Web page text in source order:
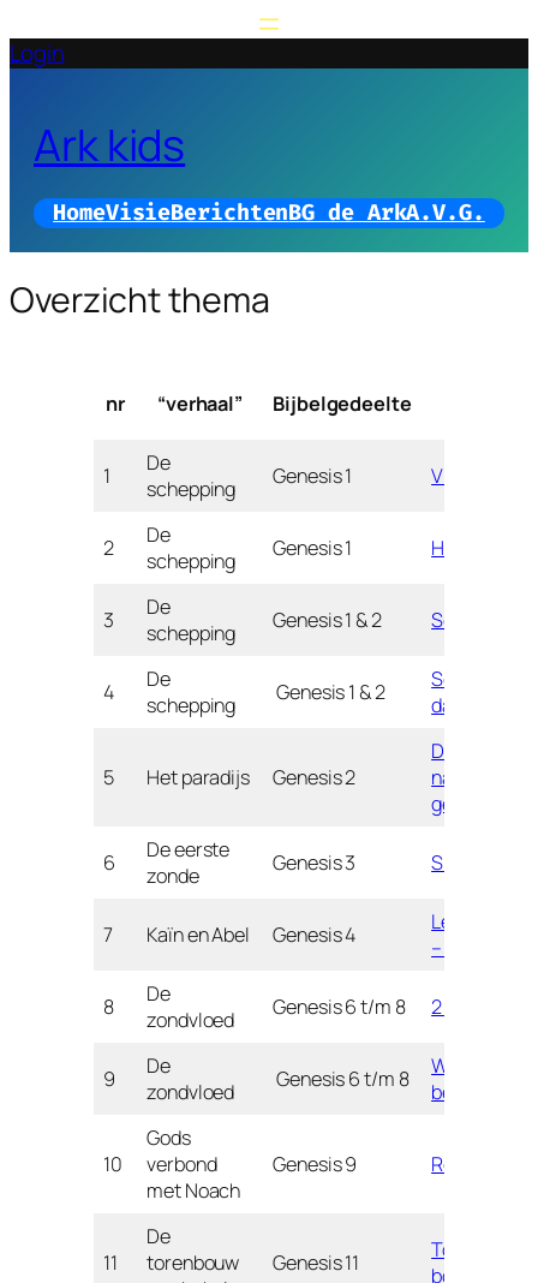
Login
Ark kids
HomeVisieBerichtenBG de ArkA.V.G.
Overzicht thema
nr “verhaal” Bijbelgedeelte
1
De
schepping
Genesis 1 Vlinder
2
De
schepping
Genesis 1 Hyacint
3
De
schepping
Genesis 1 & 2 Schepping
4
De
schepping
Genesis 1 & 2
Schepping-
dagen
5 Het paradijs Genesis 2
Dieren
namen
geven
6
De eerste
zonde
Genesis 3 Slang
7 Kaïn en Abel Genesis 4
Legpuzzel
– spel
8
De
zondvloed
Genesis 6 t/m 8 2 poesjes
9
De
zondvloed
Genesis 6 t/m 8
Welk dier
ben ik ?
10
Gods
verbond
met Noach
Genesis 9 Regenboog
11
De
torenbouw
Genesis 11
Toren
bouwen